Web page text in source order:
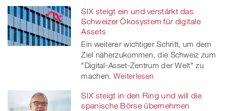
SIX steigt ein und verstärkt das
Schweizer Ökosystem für digitale
Assets
Ein weiterer wichtiger Schritt, um dem
Ziel näherzukommen, die Schweiz zum
"Digital-Asset-Zentrum der Welt" zu
machen. Weiterlesen
SIX steigt in den Ring und will die
spanische Börse übernehmen